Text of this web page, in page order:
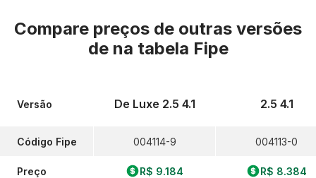
Compare preços de outras versões
de na tabela Fipe
Versão
Código Fipe
Preço
De Luxe 2.5 4.1
004114-9
R$ 9.184
2.5 4.1
004113-0
R$ 8.384